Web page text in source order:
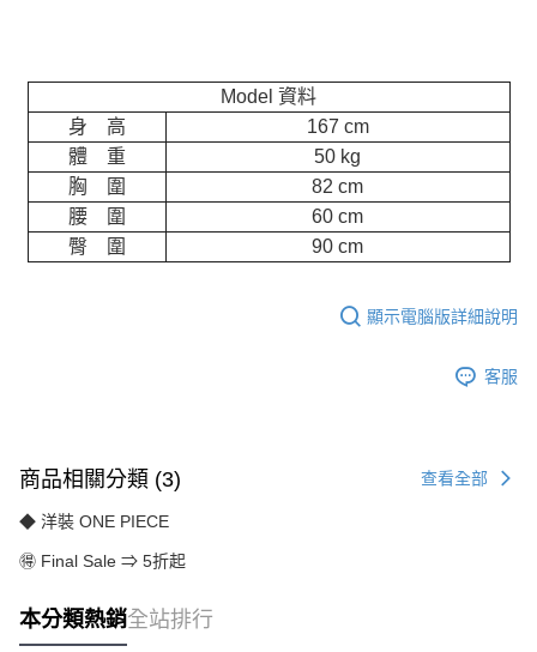
Model 資料
身 高
167 cm
體 重
50 kg
胸 圍
82 cm
腰 圍
60 cm
臀 圍
90 cm
顯示電腦版詳細說明
客服
商品相關分類 (3) 查看全部
◆ 洋裝 ONE PIECE
🉐 Final Sale ⇒ 5折起
本分類熱銷全站排行